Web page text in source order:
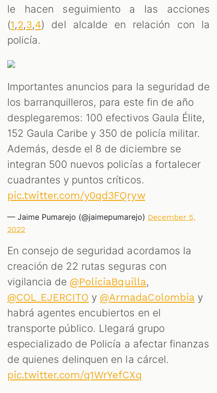
le hacen seguimiento a las acciones
(1,2,3,4) del alcalde en relación con la
policía.
Importantes anuncios para la seguridad de
los barranquilleros, para este fin de año
desplegaremos: 100 efectivos Gaula Élite,
152 Gaula Caribe y 350 de policía militar.
Además, desde el 8 de diciembre se
integran 500 nuevos policías a fortalecer
cuadrantes y puntos críticos.
pic.twitter.com/y0qd3FQryw
— Jaime Pumarejo (@jaimepumarejo) December 5,
2022
En consejo de seguridad acordamos la
creación de 22 rutas seguras con
vigilancia de @PoliciaBquilla,
@COL_EJERCITO y @ArmadaColombiay
habrá agentes encubiertos en el
transporte público. Llegará grupo
especializado de Policía a afectar finanzas
de quienes delinquen en la cárcel.
pic.twitter.com/q1WrYefCXq